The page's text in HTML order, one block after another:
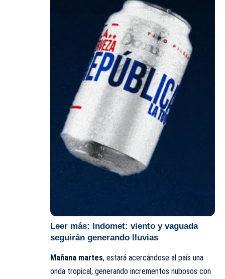
Leer más: Indomet: viento y vaguada
seguirán generando lluvias
Mañana martes, estará acercándose al país una
onda tropical, generando incrementos nubosos con